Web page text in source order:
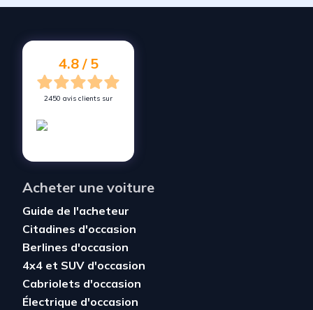
Vendez votre voiture à
4.8 / 5
2450 avis clients sur
Acheter une voiture
Guide de l'acheteur
Citadines d'occasion
Berlines d'occasion
4x4 et SUV d'occasion
Cabriolets d'occasion
Électrique d'occasion